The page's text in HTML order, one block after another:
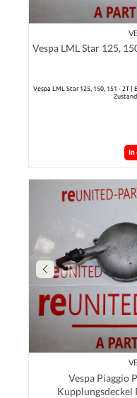
Vespa LML Star 125,
Vespa LML Star 125, 150, 151 - 2T
In
Vespa Piaggio
Kupplungsdeckel